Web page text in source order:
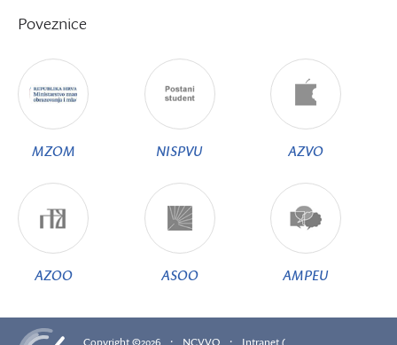
Poveznice
MZOM NISPVU AZVO
AZOO ASOO AMPEU
Copyright ©2026 · NCVVO · Intranet (